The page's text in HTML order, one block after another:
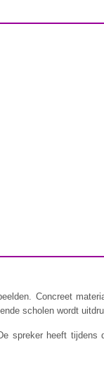
Concreet
scholen wordt
spreker heeft tijdens